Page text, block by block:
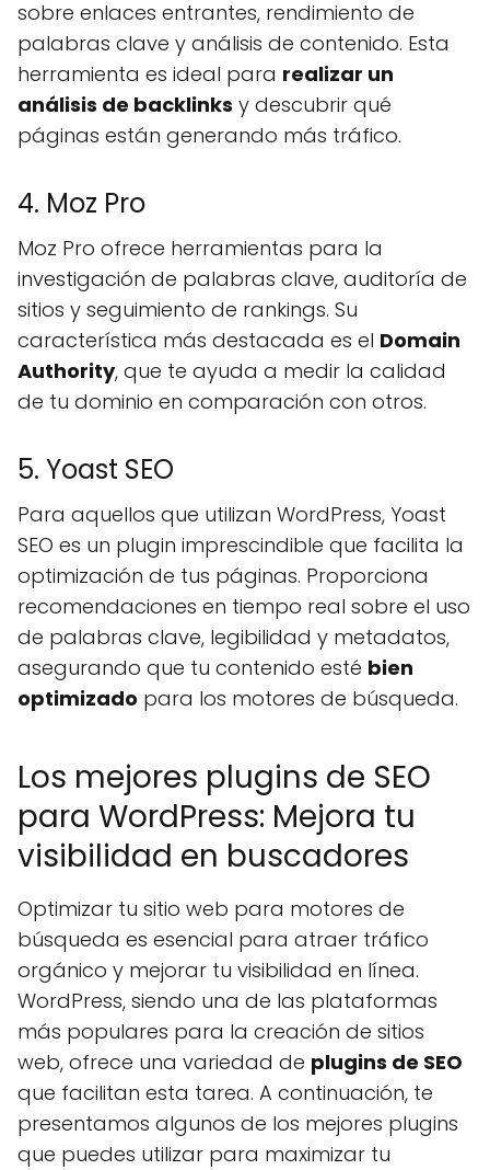
sobre enlaces entrantes, rendimiento de
palabras clave y análisis de contenido. Esta
herramienta es ideal para realizar un
análisis de backlinks y descubrir qué
páginas están generando más tráfico.
4. Moz Pro
Moz Pro ofrece herramientas para la
investigación de palabras clave, auditoría de
sitios y seguimiento de rankings. Su
característica más destacada es el Domain
Authority, que te ayuda a medir la calidad
de tu dominio en comparación con otros.
5. Yoast SEO
Para aquellos que utilizan WordPress, Yoast
SEO es un plugin imprescindible que facilita la
optimización de tus páginas. Proporciona
recomendaciones en tiempo real sobre el uso
de palabras clave, legibilidad y metadatos,
asegurando que tu contenido esté bien
optimizado para los motores de búsqueda.
Los mejores plugins de SEO
para WordPress: Mejora tu
visibilidad en buscadores
Optimizar tu sitio web para motores de
búsqueda es esencial para atraer tráfico
orgánico y mejorar tu visibilidad en línea.
WordPress, siendo una de las plataformas
más populares para la creación de sitios
web, ofrece una variedad de plugins de SEO
que facilitan esta tarea. A continuación, te
presentamos algunos de los mejores plugins
que puedes utilizar para maximizar tu